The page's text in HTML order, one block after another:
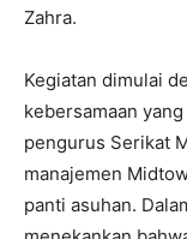
Zahra.
Kegiatan dimulai
kebersamaan
pengurus Serikat
manajemen
panti asuhan.